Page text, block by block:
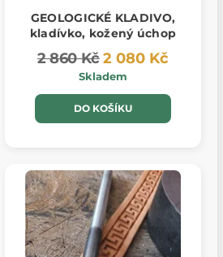
GEOLOGICKÉ KLADIVO,
kladívko, kožený úchop
2 860 Kč2 080 Kč
Skladem
DO KOŠÍKU